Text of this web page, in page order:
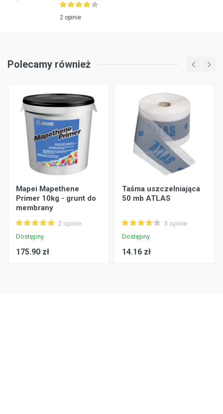
2 opinie
Polecamy również
Mapei Mapethene
Primer 10kg - grunt do
membrany
2 opinie
Dostępny
175.90 zł
Taśma uszczelniająca
50 mb ATLAS
3 opinie
Dostępny
14.16 zł